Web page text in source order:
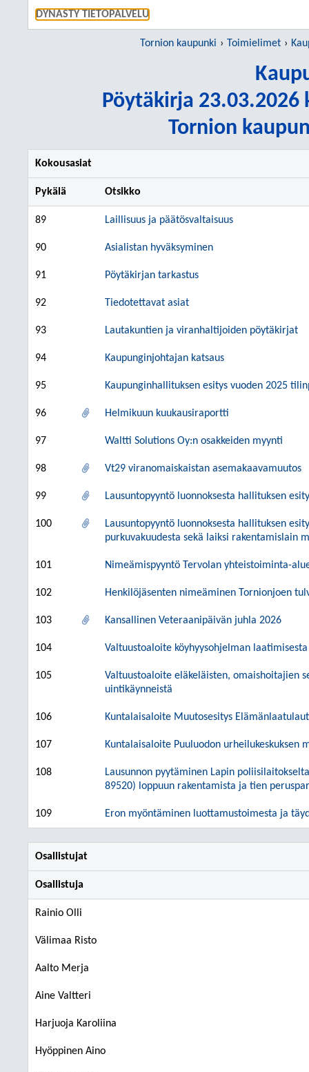
DYNASTY TIETOPALVELU
Tornion kaupunki Toimielimet
Pöytäkirja 23.03.2026
Tornion
Kokousasiat
Pykälä Otsikko
89 Laillisuus ja päätösvaltaisuus
90 Asialistan hyväksyminen
91 Pöytäkirjan tarkastus
92 Tiedotettavat asiat
93 Lautakuntien ja viranhaltijoiden pöytäkirjat
94 Kaupunginjohtajan katsaus
95 Kaupunginhallituksen esitys vuoden 2025
96 Helmikuun kuukausiraportti
97 Waltti Solutions Oy:n osakkeiden myynti
98 Vt29 viranomaiskaistan asemakaavamuutos
99 Lausuntopyyntö luonnoksesta hallituksen
100
Lausuntopyyntö luonnoksesta hallituksen
purkuvakuudesta sekä laiksi rakentamislain
101 Nimeämispyyntö Tervolan yhteistoiminta-
102 Henkilöjäsenten nimeäminen Tornionjoen
103 Kansallinen Veteraanipäivän juhla 2026
104 Valtuustoaloite köyhyysohjelman
105
Valtuustoaloite eläkeläisten, omaishoitajien
uintikäynneistä
106 Kuntalaisaloite Muutosesitys
107 Kuntalaisaloite Puuluodon urheilukeskuksen
108
Lausunnon pyytäminen Lapin
89520) loppuun rakentamista ja tien
109 Eron myöntäminen luottamustoimesta ja
Osallistujat
Osallistuja
Rainio Olli
Välimaa Risto
Aalto Merja
Aine Valtteri
Harjuoja Karoliina
Hyöppinen Aino